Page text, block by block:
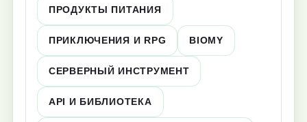
ПРОДУКТЫ ПИТАНИЯ
ПРИКЛЮЧЕНИЯ И RPG BIOMY
СЕРВЕРНЫЙ ИНСТРУМЕНТ
API И БИБЛИОТЕКА